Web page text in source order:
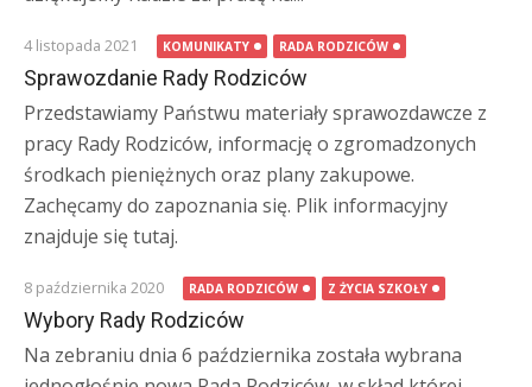
4 listopada 2021 KOMUNIKATY RADA RODZICÓW
Sprawozdanie Rady Rodziców
Przedstawiamy Państwu materiały sprawozdawcze z
pracy Rady Rodziców, informację o zgromadzonych
środkach pieniężnych oraz plany zakupowe.
Zachęcamy do zapoznania się. Plik informacyjny
znajduje się tutaj.
8 października 2020 RADA RODZICÓW Z ŻYCIA SZKOŁY
Wybory Rady Rodziców
Na zebraniu dnia 6 października została wybrana